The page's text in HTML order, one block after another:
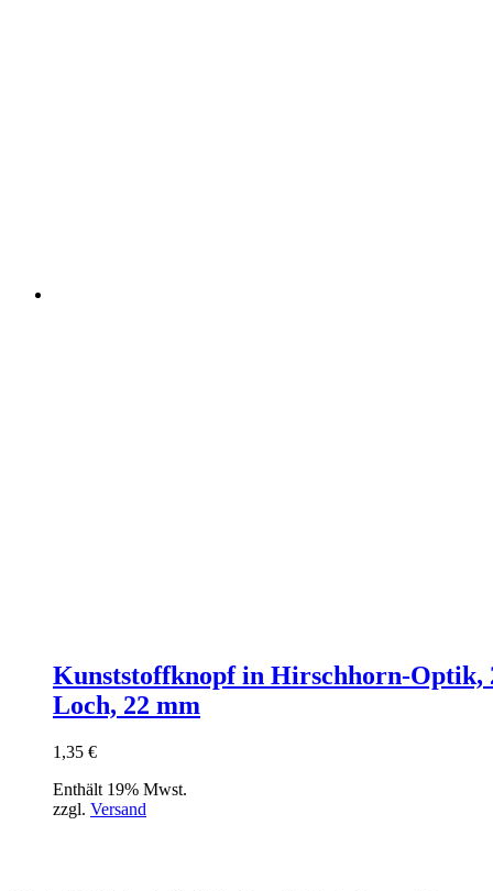
Kunststoffknopf in Hirschhorn-Optik,
Loch, 22 mm
1,35 €
Enthält 19% Mwst.
zzgl. Versand